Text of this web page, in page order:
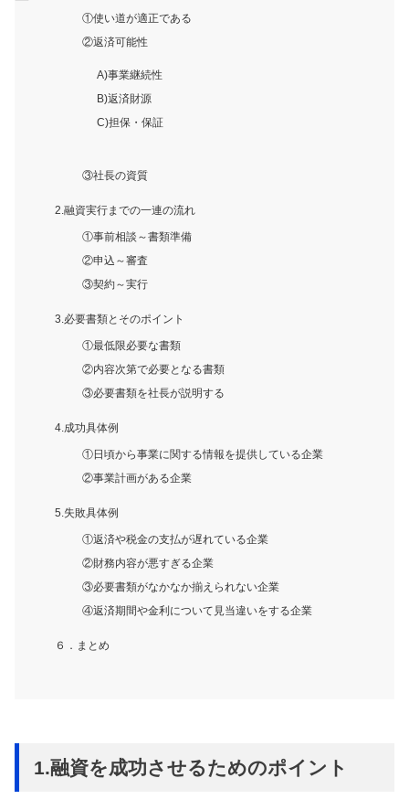
業種別サポート
①使い道が適正である
②返済可能性
A)事業継続性
B)返済財源
C)担保・保証
③社長の資質
2.融資実行までの一連の流れ
①事前相談～書類準備
②申込～審査
③契約～実行
3.必要書類とそのポイント
①最低限必要な書類
②内容次第で必要となる書類
③必要書類を社長が説明する
4.成功具体例
①日頃から事業に関する情報を提供している企業
②事業計画がある企業
5.失敗具体例
①返済や税金の支払が遅れている企業
②財務内容が悪すぎる企業
③必要書類がなかなか揃えられない企業
④返済期間や金利について見当違いをする企業
６．まとめ
1.融資を成功させるためのポイント